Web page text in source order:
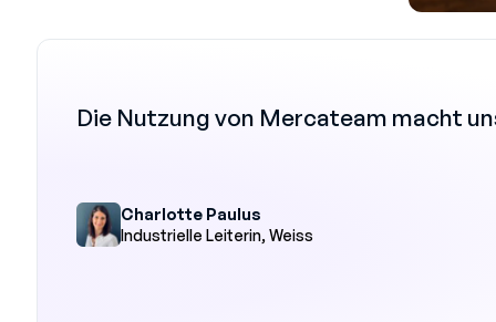
Die Nutzung von Mercateam macht
Charlotte Paulus
Industrielle Leiterin, Weiss